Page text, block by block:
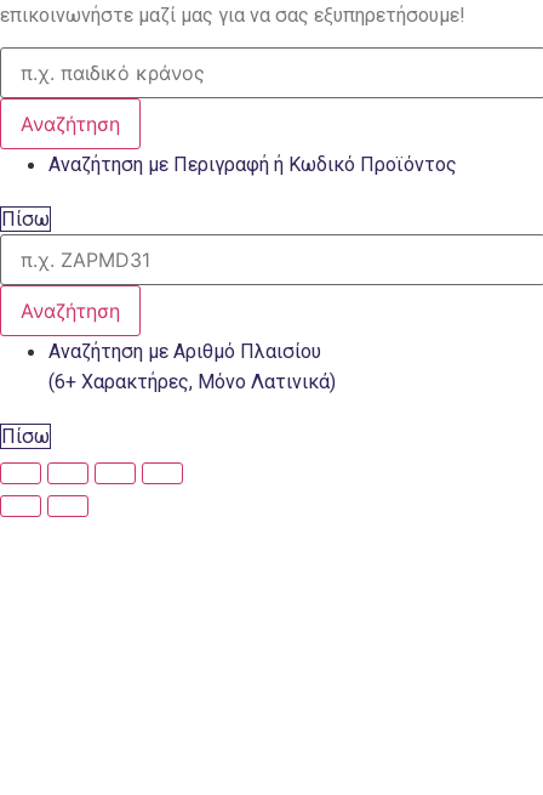
επικοινωνήστε μαζί μας για να σας εξυπηρετήσουμε!
Αναζήτηση
Αναζήτηση με Περιγραφή ή Κωδικό Προϊόντος
Πίσω
Αναζήτηση
Αναζήτηση με Αριθμό Πλαισίου
(6+ Χαρακτήρες, Μόνο Λατινικά)
Πίσω